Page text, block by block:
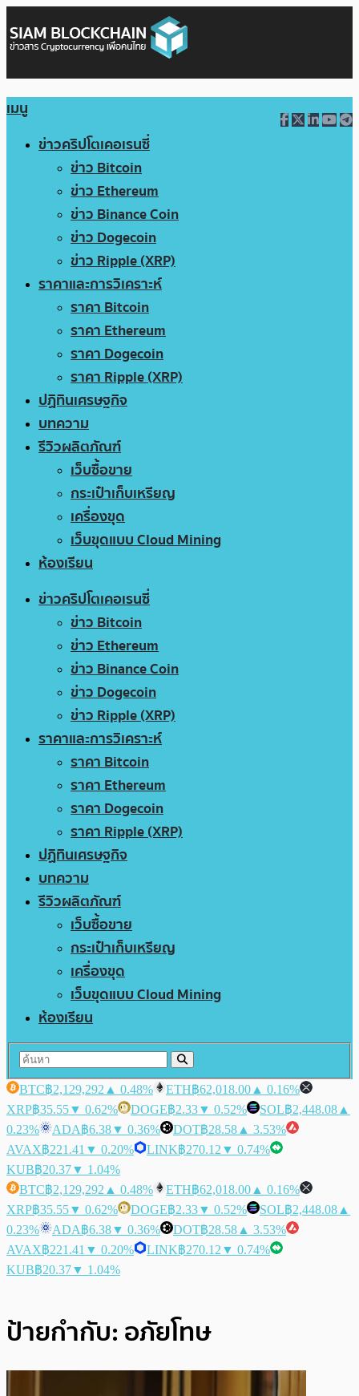
เมนู
ข่าวคริปโตเคอเรนซี่
ข่าว Bitcoin
ข่าว Ethereum
ข่าว Binance Coin
ข่าว Dogecoin
ข่าว Ripple (XRP)
ราคาและการวิเคราะห์
ราคา Bitcoin
ราคา Ethereum
ราคา Dogecoin
ราคา Ripple (XRP)
ปฏิทินเศรษฐกิจ
บทความ
รีวิวผลิตภัณฑ์
เว็บซื้อขาย
กระเป๋าเก็บเหรียญ
เครื่องขุด
เว็บขุดแบบ Cloud Mining
ห้องเรียน
ข่าวคริปโตเคอเรนซี่
ข่าว Bitcoin
ข่าว Ethereum
ข่าว Binance Coin
ข่าว Dogecoin
ข่าว Ripple (XRP)
ราคาและการวิเคราะห์
ราคา Bitcoin
ราคา Ethereum
ราคา Dogecoin
ราคา Ripple (XRP)
ปฏิทินเศรษฐกิจ
บทความ
รีวิวผลิตภัณฑ์
เว็บซื้อขาย
กระเป๋าเก็บเหรียญ
เครื่องขุด
เว็บขุดแบบ Cloud Mining
ห้องเรียน
BTC฿2,129,292 ▲ 0.48% ETH฿62,018.00 ▲ 0.16%
XRP฿35.55▼ 0.62% DOGE฿2.33▼ 0.52% SOL฿2,448.08 ▲
0.23%
ADA฿6.38▼ 0.36% DOT฿28.58 ▲ 3.53%
AVAX฿221.41 ▼ 0.20% LINK฿270.12 ▼ 0.74%
KUB฿20.37▼ 1.04%
BTC฿2,129,292 ▲ 0.48% ETH฿62,018.00 ▲ 0.16%
XRP฿35.55▼ 0.62% DOGE฿2.33▼ 0.52% SOL฿2,448.08 ▲
0.23%
ADA฿6.38▼ 0.36% DOT฿28.58 ▲ 3.53%
AVAX฿221.41 ▼ 0.20% LINK฿270.12 ▼ 0.74%
KUB฿20.37▼ 1.04%
ป้ายกำกับ: อภัยโทษ